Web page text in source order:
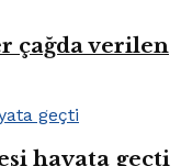
çağda verilen
hayata geçti